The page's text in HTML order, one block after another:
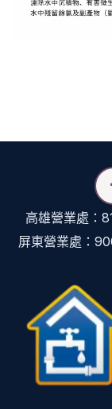
高雄營業處：
屏東營業處：